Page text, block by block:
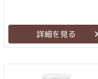
詳細を見る